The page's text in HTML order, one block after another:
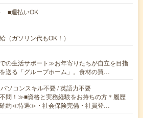
■週払いOK
（ガソリン代もOK！）
の生活サポート≫お年寄りたちが自立を目指
送る「グループホーム」。食材の買…
ソコンスキル不要 / 英語力不要
問！≫■資格と実務経験をお持ちの方＊履歴
約≪待遇≫・社会保険完備・社員登…